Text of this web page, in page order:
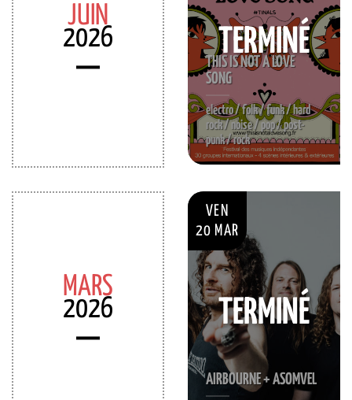
JUIN
2026
THIS IS NOT A LOVE
SONG
electro / folk / funk / hard
rock / noise / pop / post-
punk / rock
TERMINÉ
MARS
2026
VEN
20 MAR
AIRBOURNE + ASOMVEL
TERMINÉ